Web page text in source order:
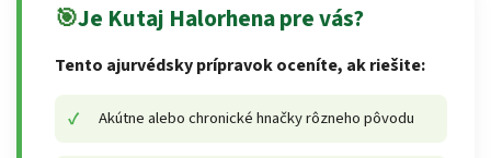
🎯Je Kutaj Halorhena pre vás?
Tento ajurvédsky prípravok oceníte, ak riešite:
Akútne alebo chronické hnačky rôzneho pôvodu